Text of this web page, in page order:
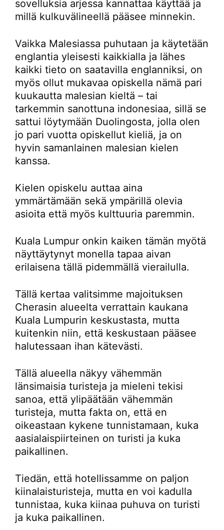
sovelluksia arjessa kannattaa käyttää ja
millä kulkuvälineellä pääsee minnekin.
Vaikka Malesiassa puhutaan ja käytetään
englantia yleisesti kaikkialla ja lähes
kaikki tieto on saatavilla englanniksi, on
myös ollut mukavaa opiskella nämä pari
kuukautta malesian kieltä – tai
tarkemmin sanottuna indonesiaa, sillä se
sattui löytymään Duolingosta, jolla olen
jo pari vuotta opiskellut kieliä, ja on
hyvin samanlainen malesian kielen
kanssa.
Kielen opiskelu auttaa aina
ymmärtämään sekä ympärillä olevia
asioita että myös kulttuuria paremmin.
Kuala Lumpur onkin kaiken tämän myötä
näyttäytynyt monella tapaa aivan
erilaisena tällä pidemmällä vierailulla.
Tällä kertaa valitsimme majoituksen
Cherasin alueelta verrattain kaukana
Kuala Lumpurin keskustasta, mutta
kuitenkin niin, että keskustaan pääsee
halutessaan ihan kätevästi.
Tällä alueella näkyy vähemmän
länsimaisia turisteja ja mieleni tekisi
sanoa, että ylipäätään vähemmän
turisteja, mutta fakta on, että en
oikeastaan kykene tunnistamaan, kuka
aasialaispiirteinen on turisti ja kuka
paikallinen.
Tiedän, että hotellissamme on paljon
kiinalaisturisteja, mutta en voi kadulla
tunnistaa, kuka kiinaa puhuva on turisti
ja kuka paikallinen.